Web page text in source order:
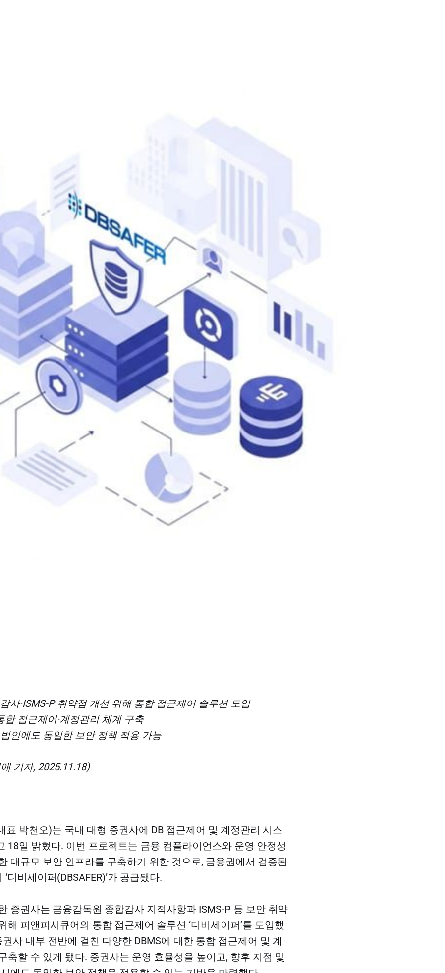
사·ISMS-P 취약점 개선 위해 통합 접근제어 솔루션 도입
합 접근제어·계정관리 체계 구축
법인에도 동일한 보안 정책 적용 가능
기자, 2025.11.18)
표 박천오)는 국내 대형 증권사에 DB 접근제어 및 계정관리 시스
18일 밝혔다. 이번 프로젝트는 금융 컴플라이언스와 운영 안정성
대규모 보안 인프라를 구축하기 위한 것으로, 금융권에서 검증된
디비세이퍼(DBSAFER)’가 공급됐다.
증권사는 금융감독원 종합감사 지적사항과 ISMS-P 등 보안 취약
해 피앤피시큐어의 통합 접근제어 솔루션 ‘디비세이퍼’를 도입했
사 내부 전반에 걸친 다양한 DBMS에 대한 통합 접근제어 및 계
축할 수 있게 됐다. 증권사는 운영 효율성을 높이고, 향후 지점 및